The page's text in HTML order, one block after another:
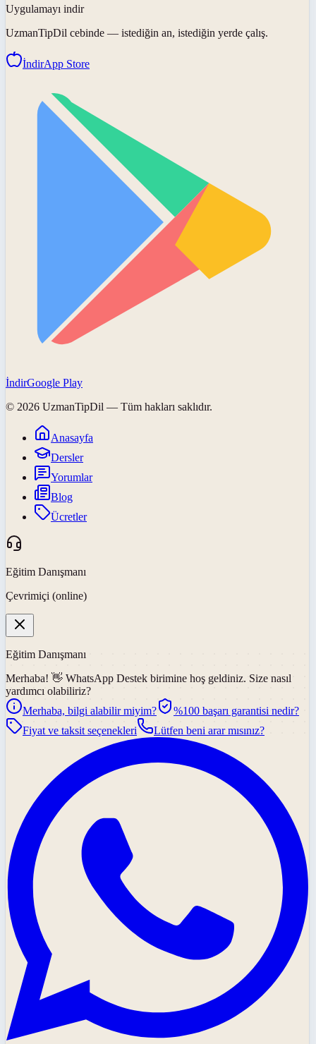
Uygulamayı indir
UzmanTipDil cebinde — istediğin an, istediğin yerde çalış.
İndirApp Store
İndirGoogle Play
© 2026 UzmanTipDil — Tüm hakları saklıdır.
Anasayfa
Dersler
Yorumlar
Blog
Ücretler
Eğitim Danışmanı
Çevrimiçi (online)
Eğitim Danışmanı
Merhaba! 👋 WhatsApp Destek birimine hoş geldiniz. Size nasıl
yardımcı olabiliriz?
Merhaba, bilgi alabilir miyim?
%100 başarı garantisi nedir?
Fiyat ve taksit seçenekleri
Lütfen beni arar mısınız?